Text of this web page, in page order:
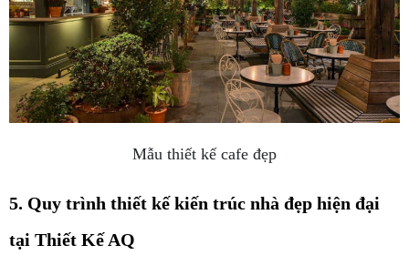
Mẫu thiết kế cafe đẹp
5. Quy trình thiết kế kiến trúc nhà đẹp hiện đại
tại Thiết Kế AQ